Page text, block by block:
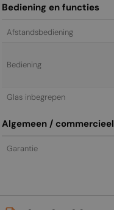
Bediening en functies
Afstandsbediening
Bediening
Glas inbegrepen
Algemeen / commercieel
Garantie